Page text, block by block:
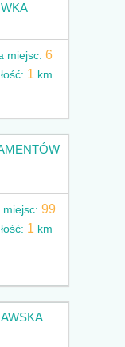
miejsc: 6
1 km
miejsc:99
1 km